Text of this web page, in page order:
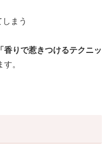
まう
「香りで惹きつけるテクニッ
。